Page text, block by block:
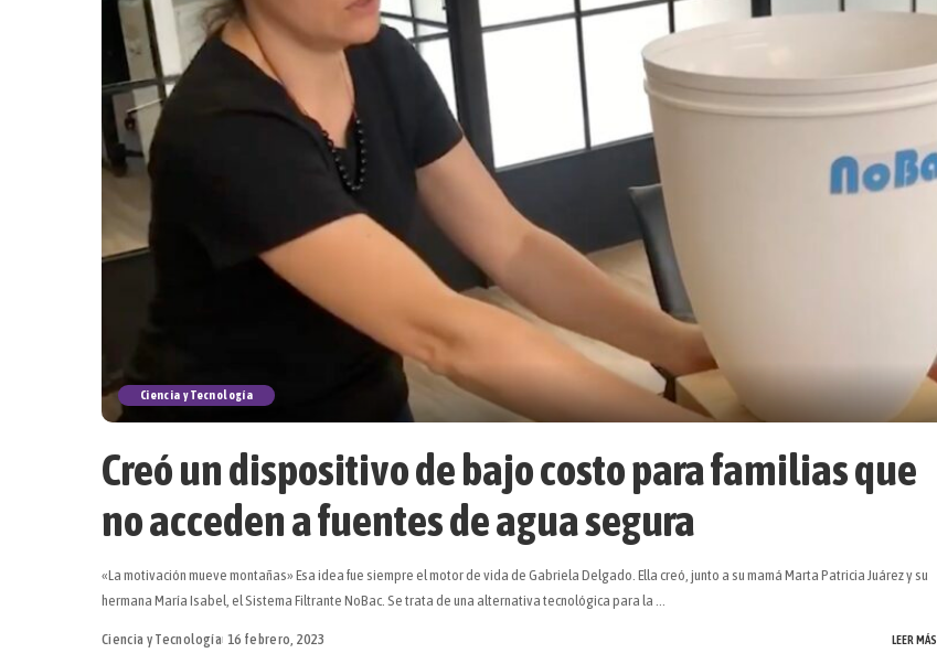
Ciencia y Tecnología
Creó un dispositivo de bajo costo para familias que
no acceden a fuentes de agua segura
«La motivación mueve montañas» Esa idea fue siempre el motor de vida de Gabriela Delgado. Ella creó, junto a su mamá Marta Patricia Juárez y su
hermana María Isabel, el Sistema Filtrante NoBac. Se trata de una alternativa tecnológica para la ...
Ciencia y Tecnología 16 febrero, 2023 LEER MÁS